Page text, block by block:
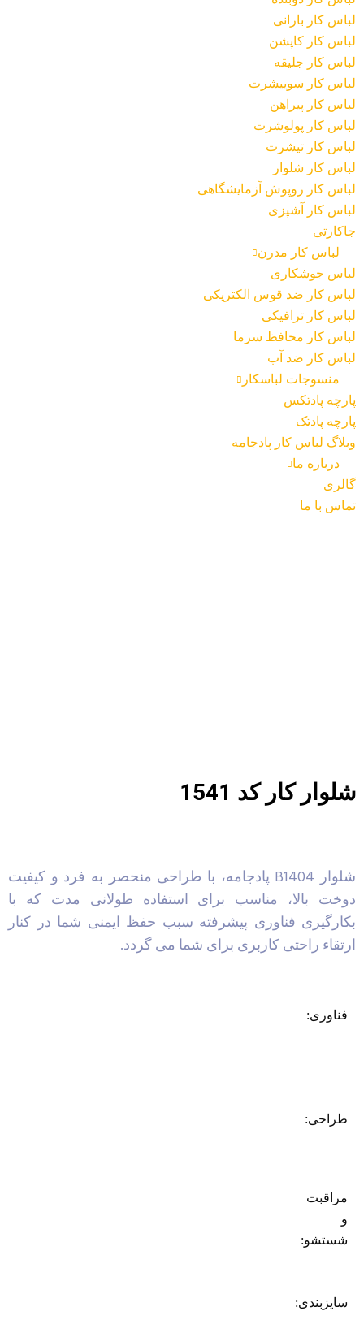
لباس کار بارانی
لباس کار کاپشن
لباس کار جلیقه
لباس کار سوییشرت
لباس کار پیراهن
لباس کار پولوشرت
لباس کار تیشرت
لباس کار شلوار
لباس کار روپوش آزمایشگاهی
لباس کار آشپزی
جاکارتی
لباس کار مدرن
لباس جوشکاری
لباس کار ضد قوس الکتریکی
لباس کار ترافیکی
لباس کار محافظ سرما
لباس کار ضد آب
منسوجات لباسکار
پارچه پادتکس
پارچه پادتک
وبلاگ لباس کار پادجامه
درباره ما
گالری
تماس با ما
شلوار کار کد 1541
شلوار B1404 پادجامه، با طراحی منحصر به فرد و کیفیت
دوخت بالا، مناسب برای استفاده طولانی مدت که با
بکارگیری فناوری پیشرفته سبب حفظ ایمنی شما در کنار
ارتقاء راحتی کاربری برای شما می گردد.
فناوری:
طراحی:
مراقبت
و
شستشو:
سایزبندی: